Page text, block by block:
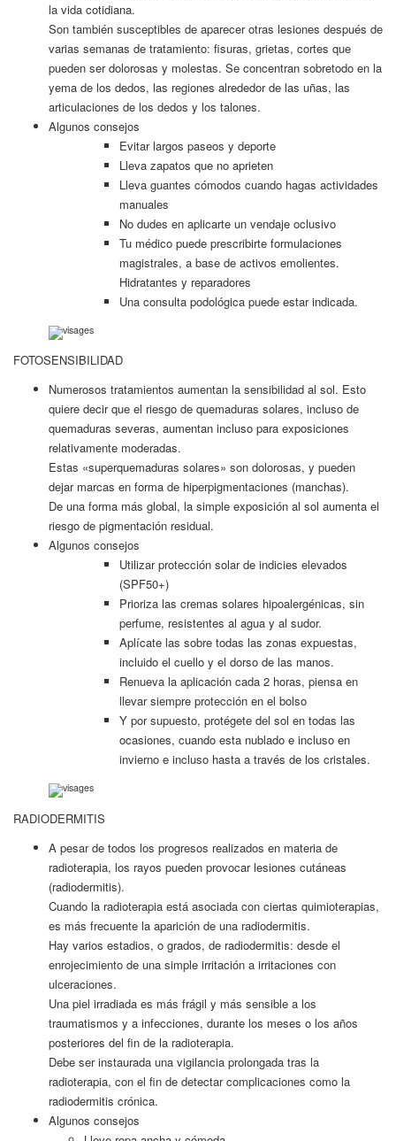
la vida cotidiana.
Son también susceptibles de aparecer otras lesiones después de
varias semanas de tratamiento: fisuras, grietas, cortes que
pueden ser dolorosas y molestas. Se concentran sobretodo en la
yema de los dedos, las regiones alrededor de las uñas, las
articulaciones de los dedos y los talones.
Algunos consejos
Evitar largos paseos y deporte
Lleva zapatos que no aprieten
Lleva guantes cómodos cuando hagas actividades
manuales
No dudes en aplicarte un vendaje oclusivo
Tu médico puede prescribirte formulaciones
magistrales, a base de activos emolientes.
Hidratantes y reparadores
Una consulta podológica puede estar indicada.
FOTOSENSIBILIDAD
Numerosos tratamientos aumentan la sensibilidad al sol. Esto
quiere decir que el riesgo de quemaduras solares, incluso de
quemaduras severas, aumentan incluso para exposiciones
relativamente moderadas.
Estas «superquemaduras solares» son dolorosas, y pueden
dejar marcas en forma de hiperpigmentaciones (manchas).
De una forma más global, la simple exposición al sol aumenta el
riesgo de pigmentación residual.
Algunos consejos
Utilizar protección solar de indicies elevados
(SPF50+)
Prioriza las cremas solares hipoalergénicas, sin
perfume, resistentes al agua y al sudor.
Aplícate las sobre todas las zonas expuestas,
incluido el cuello y el dorso de las manos.
Renueva la aplicación cada 2 horas, piensa en
llevar siempre protección en el bolso
Y por supuesto, protégete del sol en todas las
ocasiones, cuando esta nublado e incluso en
invierno e incluso hasta a través de los cristales.
RADIODERMITIS
A pesar de todos los progresos realizados en materia de
radioterapia, los rayos pueden provocar lesiones cutáneas
(radiodermitis).
Cuando la radioterapia está asociada con ciertas quimioterapias,
es más frecuente la aparición de una radiodermitis.
Hay varios estadios, o grados, de radiodermitis: desde el
enrojecimiento de una simple irritación a irritaciones con
ulceraciones.
Una piel irradiada es más frágil y más sensible a los
traumatismos y a infecciones, durante los meses o los años
posteriores del fin de la radioterapia.
Debe ser instaurada una vigilancia prolongada tras la
radioterapia, con el fin de detectar complicaciones como la
radiodermitis crónica.
Algunos consejos